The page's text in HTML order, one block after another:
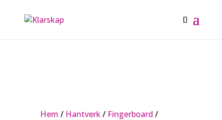
Hem / Hantverk/ Fingerboard /